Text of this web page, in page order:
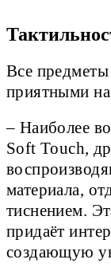
Все
приятными
– Наиболее
Soft Touch,
материала,
тиснением.
придаёт
создающую